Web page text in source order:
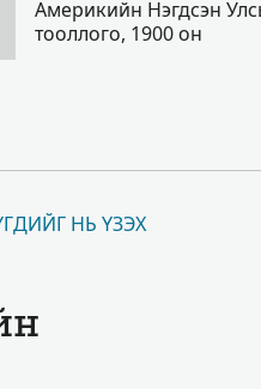
Америкийн Нэгдсэн
тооллого, 1900 он
НЬ ҮЗЭХ